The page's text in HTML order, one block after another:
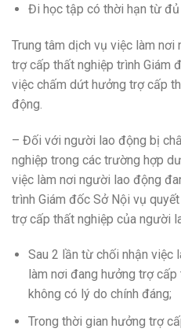
Đi học tập có thời hạn từ đủ
Trung tâm dịch vụ việc làm
trợ cấp thất nghiệp trình Giám
việc chấm dứt hưởng trợ cấp
động.
– Đối với người lao động bị
nghiệp trong các trường hợp
việc làm nơi người lao động
trình Giám đốc Sở Nội vụ
trợ cấp thất nghiệp của người
Sau 2 lần từ chối nhận việc
làm nơi đang hưởng trợ
không có lý do chính đáng;
Trong thời gian hưởng trợ